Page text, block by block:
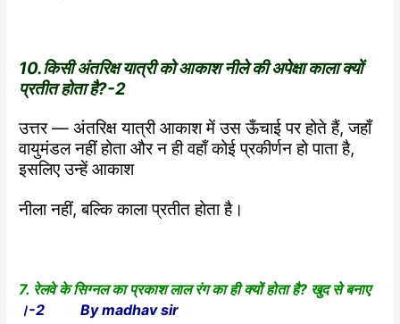
10.किसी अंतरिक्ष यात्री को आकाश नीले की अपेक्षा काला क्यों
प्रतीतहोता है?-2
उत्तर — अंतरिक्ष यात्री आकाश में उस ऊँचाई पर होते हैं, जहाँ
वायुमंडल नहीं होता और न ही वहाँ कोई प्रकीर्णन हो पाता है,
इसलिए उन्हें आकाश
नीला नहीं, बल्कि काला प्रतीत होता है।
7. रेलवे के सिग्नल का प्रकाश लाल रंग का ही क्यों होता है? खुद से बनाए
।-2 By madhav sir